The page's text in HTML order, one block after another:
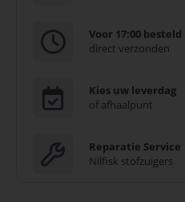
Voor 17:00 besteld
direct verzonden
Kies uw leverdag
of afhaalpunt
Reparatie Service
Nilfisk stofzuigers